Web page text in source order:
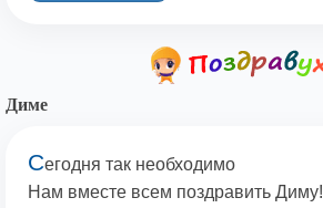
Диме
Сегодня так необходимо
Нам вместе всем поздравить Диму!